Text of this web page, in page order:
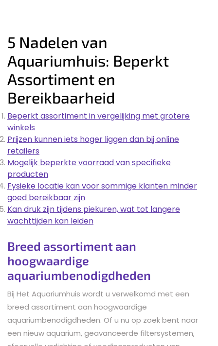
5 Nadelen van
Aquariumhuis: Beperkt
Assortiment en
Bereikbaarheid
Beperkt assortiment in vergelijking met grotere
winkels
Prijzen kunnen iets hoger liggen dan bij online
retailers
Mogelijk beperkte voorraad van specifieke
producten
Fysieke locatie kan voor sommige klanten minder
goed bereikbaar zijn
Kan druk zijn tijdens piekuren, wat tot langere
wachttijden kan leiden
Breed assortiment aan
hoogwaardige
aquariumbenodigdheden
Bij Het Aquariumhuis wordt u verwelkomd met een
breed assortiment aan hoogwaardige
aquariumbenodigdheden. Of u nu op zoek bent naar
een nieuw aquarium, geavanceerde filtersystemen,